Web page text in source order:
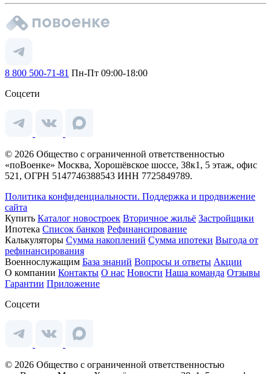
8 800 500-71-81 Пн-Пт 09:00-18:00
Соцсети
© 2026 Общество с ограниченной ответственностью
«поВоенке» Москва, Хорошёвское шоссе, 38к1, 5 этаж, офис
521, ОГРН 5147746388543 ИНН 7725849789.
Политика конфиденциальности. Поддержка и продвижение
сайта
Купить Каталог новостроек Вторичное жильё Застройщики
Ипотека Список банков Рефинансирование
Калькуляторы Сумма накоплений Сумма ипотеки Выгода от
рефинансирования
Военнослужащим База знаний Вопросы и ответы Акции
О компании Контакты О нас Новости Наша команда Отзывы
Гарантии Приложение
Соцсети
© 2026 Общество с ограниченной ответственностью